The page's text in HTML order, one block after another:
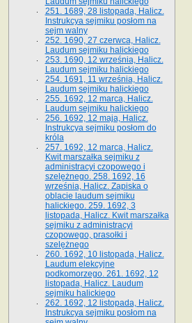
251. 1689, 28 listopada, Halicz.
Instrukcya sejmiku posłom na
sejm walny
252. 1690, 27 czerwca, Halicz.
Laudum sejmiku halickiego
253. 1690, 12 września, Halicz.
Laudum sejmiku halickiego
254. 1691, 11 września, Halicz.
Laudum sejmiku halickiego
255. 1692, 12 marca, Halicz.
Laudum sejmiku halickiego
256. 1692, 12 maja, Halicz.
Instrukcya sejmiku posłom do
króla
257. 1692, 12 marca, Halicz.
Kwit marszałka sejmiku z
administracyi czopowego i
szelężnego. 258. 1692, 16
września, Halicz. Zapiska o
oblacie laudum sejmiku
halickiego. 259. 1692, 3
listopada, Halicz. Kwit marszałka
sejmiku z administracyi
czopowego, prasołki i
szelężnego
260. 1692, 10 listopada, Halicz.
Laudum elekcyjne
podkomorzego. 261. 1692, 12
listopada, Halicz. Laudum
sejmiku halickiego
262. 1692, 12 listopada, Halicz.
Instrukcya sejmiku posłom na